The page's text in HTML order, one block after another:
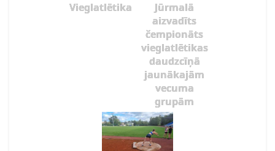
Vieglatlētika
Jūrmalā
aizvadīts
čempionāts
vieglatlētikas
daudzcīņā
jaunākajām
vecuma
grupām